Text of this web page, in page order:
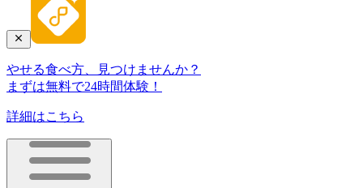
やせる食べ方、見つけませんか？
まずは無料で24時間体験！
詳細はこちら